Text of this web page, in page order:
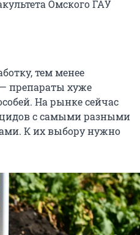
Омского ГАУ
тем менее
препараты хуже
На рынке сейчас
с самыми разными
К их выбору нужно